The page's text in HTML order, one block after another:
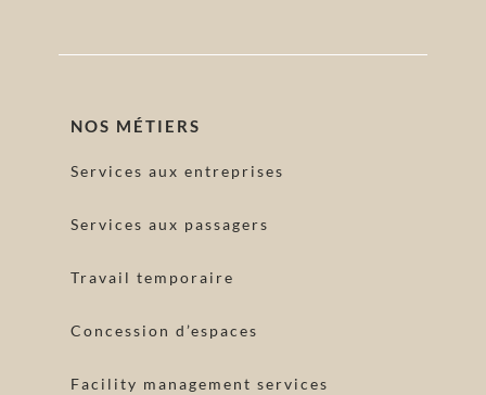
NOS MÉTIERS
Services aux entreprises
Services aux passagers
Travail temporaire
Concession d’espaces
Facility management services